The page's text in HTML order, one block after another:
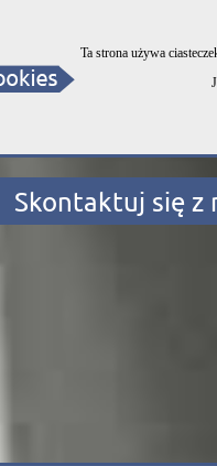
Skontaktuj się z
Ta strona używa